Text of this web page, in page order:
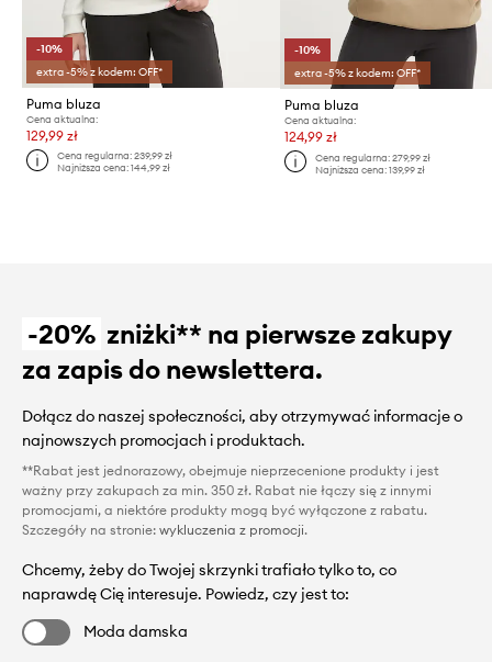
-10%
extra -5% z kodem: OFF*
Puma bluza
Cena aktualna:
129,99 zł
Cena regularna:239,99 zł
Najniższa cena:144,99 zł
-10%
extra -5% z kodem: OFF*
Puma bluza
Cena aktualna:
124,99 zł
Cena regularna: 279,99 zł
Najniższa cena: 139,99 zł
-20% zniżki** na pierwsze zakupy
za zapis do newslettera.
Dołącz do naszej społeczności, aby otrzymywać informacje o
najnowszych promocjach i produktach.
**Rabat jest jednorazowy, obejmuje nieprzecenione produkty i jest
ważny przy zakupach za min. 350 zł. Rabat nie łączy się z innymi
promocjami, a niektóre produkty mogą być wyłączone z rabatu.
Szczegóły na stronie: wykluczenia z promocji.
Chcemy, żeby do Twojej skrzynki trafiało tylko to, co
naprawdę Cię interesuje. Powiedz, czy jest to:
Moda damska